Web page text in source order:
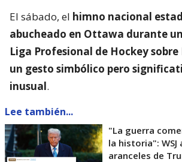
El sábado, el himno nacional
abucheado en Ottawa durante
Liga Profesional de Hockey
un gesto simbólico pero
inusual.
Lee también...
"La guerra
la historia":
aranceles de